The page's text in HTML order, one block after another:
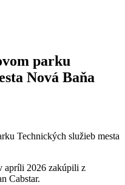
parku
Nová Baňa
Technických služieb mesta
apríli 2026 zakúpili z
Cabstar.